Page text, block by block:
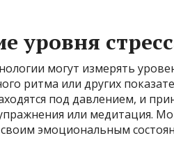
уровня
могут измерять
ритма или других
под давлением, и
или медитация.
эмоциональным